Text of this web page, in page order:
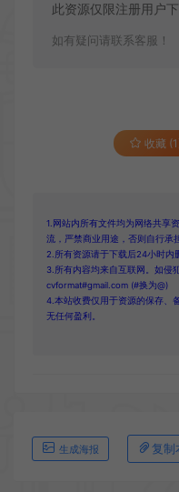
此资源仅限注册用户
如有疑问请联系客服！
收藏
1.网站内所有文件均为网络共享
流，严禁商业用途，否则自行承
2.所有资源请于下载后24小时内
3.所有内容均来自互联网。如侵
cvformat#gmail.com (#换为@)
4.本站收费仅用于资源的保存、
无任何盈利。
生成海报 复制